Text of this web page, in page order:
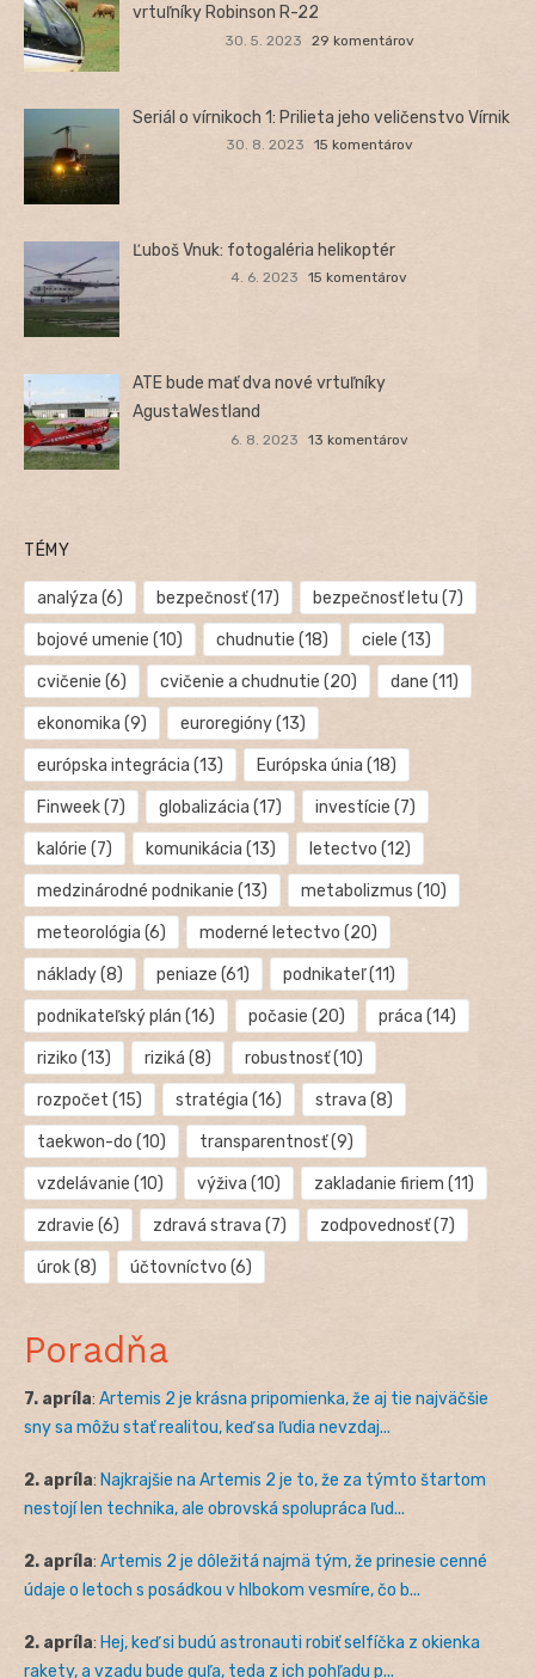
vrtuľníky Robinson R-22
30. 5. 2023 29 komentárov
Seriál o vírnikoch 1: Prilieta jeho veličenstvo Vírnik
30. 8. 2023 15 komentárov
Ľuboš Vnuk: fotogaléria helikoptér
4. 6. 2023 15 komentárov
ATE bude mať dva nové vrtuľníky
AgustaWestland
6. 8. 2023 13 komentárov
TÉMY
analýza (6) bezpečnosť(17) bezpečnosť letu (7)
bojové umenie (10) chudnutie (18) ciele (13)
cvičenie (6) cvičenie a chudnutie (20) dane (11)
ekonomika (9) euroregióny(13)
európska integrácia (13) Európska únia (18)
Finweek(7) globalizácia (17) investície (7)
kalórie (7) komunikácia (13) letectvo (12)
medzinárodné podnikanie (13) metabolizmus (10)
meteorológia (6) moderné letectvo (20)
náklady(8) peniaze (61) podnikateľ(11)
podnikateľský plán (16) počasie (20) práca (14)
riziko (13) riziká (8) robustnosť(10)
rozpočet (15) stratégia (16) strava (8)
taekwon-do (10) transparentnosť(9)
vzdelávanie (10) výživa (10) zakladanie firiem (11)
zdravie (6) zdravá strava (7) zodpovednosť(7)
úrok(8) účtovníctvo (6)
Poradňa
7. apríla: Artemis 2 je krásna pripomienka, že aj tie najväčšie
sny sa môžu stať realitou, keď sa ľudia nevzdaj...
2. apríla: Najkrajšie na Artemis 2 je to, že za týmto štartom
nestojí len technika, ale obrovská spolupráca ľud...
2. apríla: Artemis 2 je dôležitá najmä tým, že prinesie cenné
údaje o letoch s posádkou v hlbokom vesmíre, čo b...
2. apríla: Hej, keď si budú astronauti robiť selfíčka z okienka
rakety, a vzadu bude guľa, teda z ich pohľadu p...